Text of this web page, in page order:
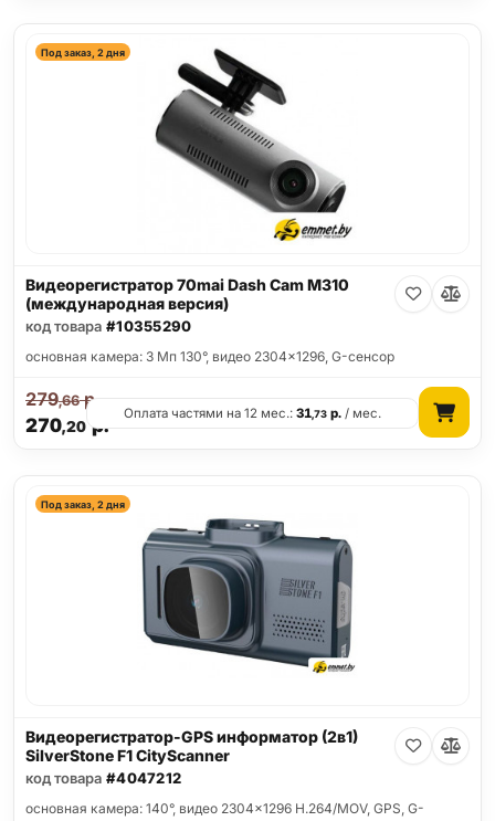
Под заказ, 2 дня
Видеорегистратор 70mai Dash Cam M310
(международная версия)
код товара #10355290
основная камера: 3 Мп 130°, видео 2304x1296, G-сенсор
270,20р.
279,66р.
Оплата частями на 12 мес.:31,73 р. / мес.
Под заказ, 2 дня
Видеорегистратор-GPS информатор (2в1)
SilverStone F1 CityScanner
код товара #4047212
основная камера: 140°, видео 2304x1296 H.264/MOV, GPS, G-